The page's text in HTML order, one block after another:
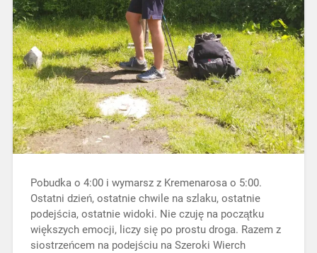
Pobudka o 4:00 i wymarsz z Kremenarosa o 5:00.
Ostatni dzień, ostatnie chwile na szlaku, ostatnie
podejścia, ostatnie widoki. Nie czuję na początku
większych emocji, liczy się po prostu droga. Razem z
siostrzeńcem na podejściu na Szeroki Wierch